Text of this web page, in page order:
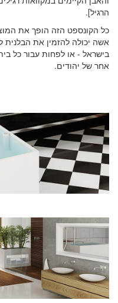
הרגיל].
כל הקונספט הזה הופך את
אשה יכולה להזמין את הבלנית
בישראל - או לפחות עבור כל
אחר של יהודים.